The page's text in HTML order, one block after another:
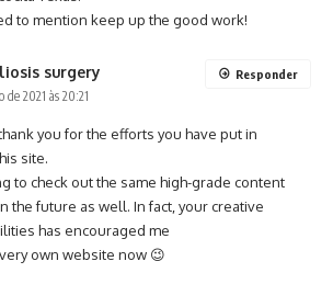
to mention keep up the good work!
surgery
de 2021 às 20:21
you for the efforts you have put in
site.
to check out the same high-grade content
the future as well. In fact, your creative
has encouraged me
own website now 😉
Responder